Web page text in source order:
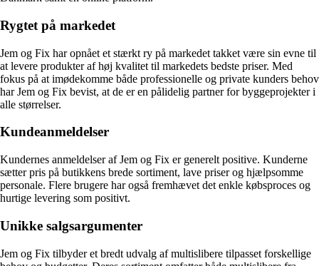
Rygtet på markedet
Jem og Fix har opnået et stærkt ry på markedet takket være sin evne til
at levere produkter af høj kvalitet til markedets bedste priser. Med
fokus på at imødekomme både professionelle og private kunders behov
har Jem og Fix bevist, at de er en pålidelig partner for byggeprojekter i
alle størrelser.
Kundeanmeldelser
Kundernes anmeldelser af Jem og Fix er generelt positive. Kunderne
sætter pris på butikkens brede sortiment, lave priser og hjælpsomme
personale. Flere brugere har også fremhævet det enkle købsproces og
hurtige levering som positivt.
Unikke salgsargumenter
Jem og Fix tilbyder et bredt udvalg af multislibere tilpasset forskellige